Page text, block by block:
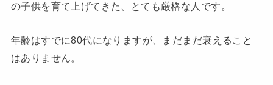
の子供を育て上げてきた、とても厳格な人です。
年齢はすでに80代になりますが、まだまだ衰えること
はありません。